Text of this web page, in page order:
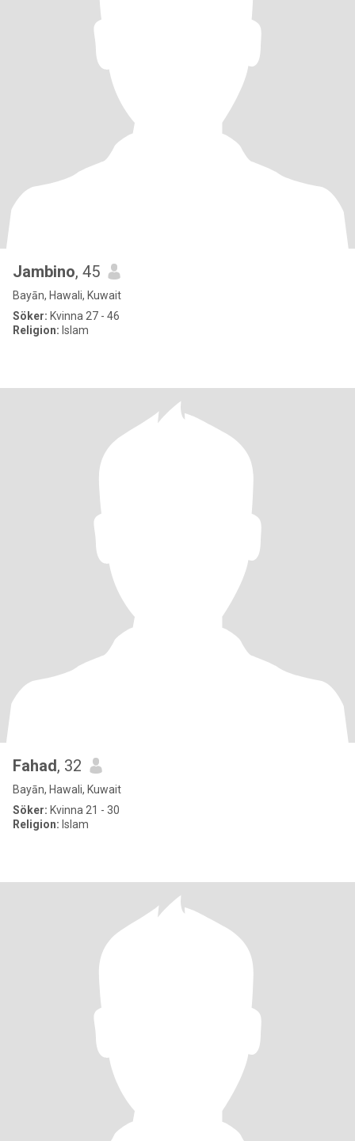
Jambino, 45
Bayān, Hawali, Kuwait
Söker: Kvinna 27 - 46
Religion: Islam
Fahad, 32
Bayān, Hawali, Kuwait
Söker: Kvinna 21 - 30
Religion: Islam